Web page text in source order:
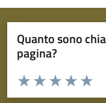
Quanto sono
pagina?
Domanda
Valuta da 1 a 5 stelle la
Valuta 4
Valuta 3
Valuta 2 stelle su
Valuta 1 stelle su 5